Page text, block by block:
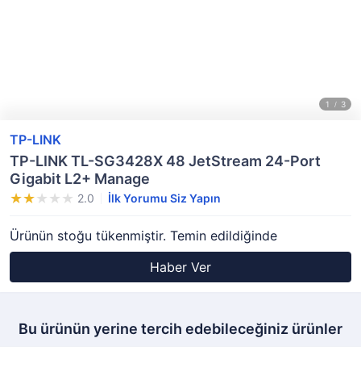
TP-LINK
TP-LINK TL-SG3428X 48 JetStream 24-Port
Gigabit L2+ Manage
2.0 İlk Yorumu Siz Yapın
Ürünün stoğu tükenmiştir. Temin edildiğinde
Haber Ver
Bu ürünün yerine tercih edebileceğiniz ürünler